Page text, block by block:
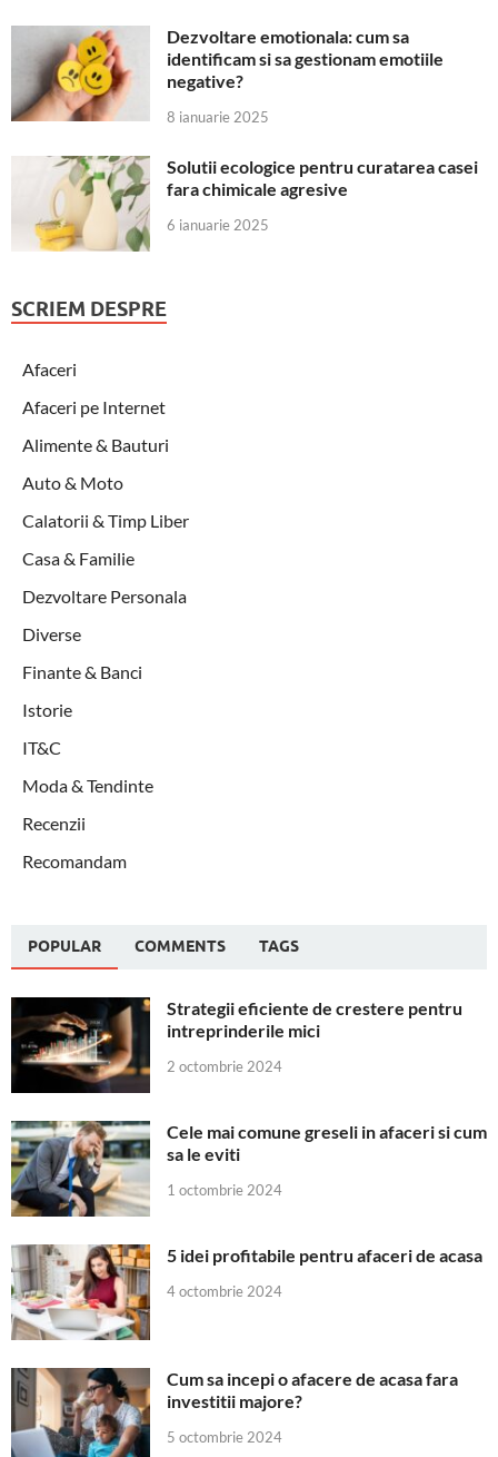
Dezvoltare emotionala: cum sa
identificam si sa gestionam emotiile
negative?
8 ianuarie 2025
Solutii ecologice pentru curatarea casei
fara chimicale agresive
6 ianuarie 2025
SCRIEM DESPRE
Afaceri
Afaceri pe Internet
Alimente & Bauturi
Auto & Moto
Calatorii & Timp Liber
Casa & Familie
Dezvoltare Personala
Diverse
Finante & Banci
Istorie
IT&C
Moda & Tendinte
Recenzii
Recomandam
POPULAR COMMENTS TAGS
Strategii eficiente de crestere pentru
intreprinderile mici
2 octombrie 2024
Cele mai comune greseli in afaceri si cum
sa le eviti
1 octombrie 2024
5 idei profitabile pentru afaceri de acasa
4 octombrie 2024
Cum sa incepi o afacere de acasa fara
investitii majore?
5 octombrie 2024